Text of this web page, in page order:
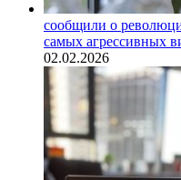
сообщили о
самых агрессивных
02.02.2026